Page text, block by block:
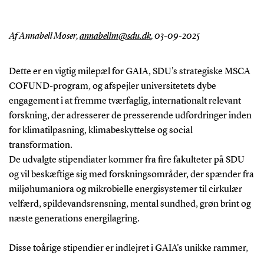
Af Annabell Moser,annabellm@sdu.dk,03-09-2025
Dette er en vigtig milepæl for GAIA, SDU's strategiske MSCA
COFUND-program, og afspejler universitetets dybe
engagement i at fremme tværfaglig, internationalt relevant
forskning, der adresserer de presserende udfordringer inden
for klimatilpasning, klimabeskyttelse og social
transformation.
De udvalgte stipendiater kommer fra fire fakulteter på SDU
og vil beskæftige sig med forskningsområder, der spænder fra
miljøhumaniora og mikrobielle energisystemer til cirkulær
velfærd, spildevandsrensning, mental sundhed, grøn brint og
næste generations energilagring.
Disse toårige stipendier er indlejret i GAIA's unikke rammer,